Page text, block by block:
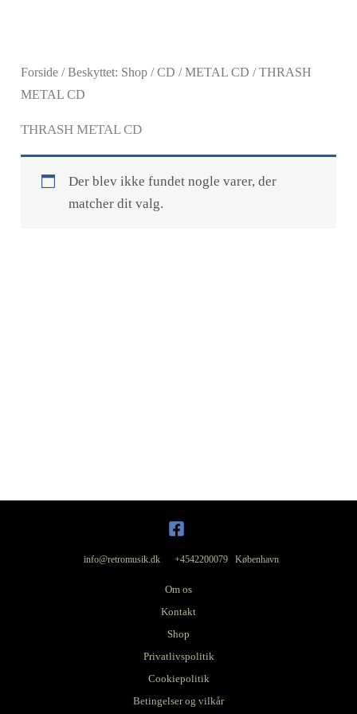
Forside /Beskyttet: Shop /CD /METAL CD / THRASH
METAL CD
THRASH METAL CD
Der blev ikke fundet nogle varer, der
matcher dit valg.
info@retromusik.dk +4542200079 København
Om os
Kontakt
Shop
Privatlivspolitik
Cookiepolitik
Betingelser og vilkår